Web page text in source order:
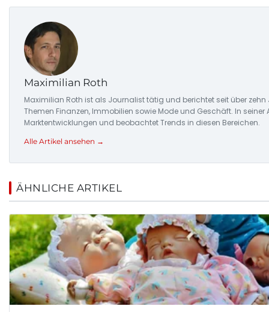
Maximilian Roth
Maximilian Roth ist als Journalist tätig und berichtet seit über zehn
Themen Finanzen, Immobilien sowie Mode und Geschäft. In seiner
Marktentwicklungen und beobachtet Trends in diesen Bereichen.
Alle Artikel ansehen →
ÄHNLICHE ARTIKEL